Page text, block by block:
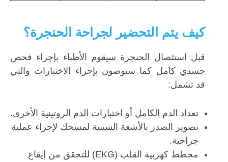
كيف يتم التحضير لجراحة الحنجرة؟
قبل استئصال الحنجرة سيقوم الأطباء بإجراء فحص
جسدي كامل كما سيوصون بإجراء الاختبارات والتي
قد تشمل:
تعداد الدم الكامل أو اختبارات الدم الروتينية الأخرى.
تصوير الصدر بالأشعة السينية لمسحك لإجراء عملية
جراحية.
مخطط كهربية القلب (EKG) للتحقق من إيقاع